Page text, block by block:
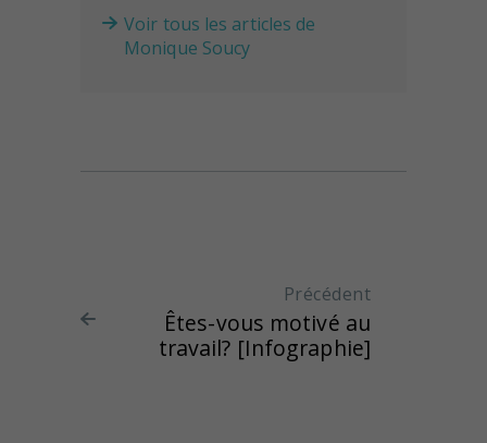
Voir tous les articles de
Monique Soucy
Précédent
Êtes-vous motivé au
travail? [Infographie]